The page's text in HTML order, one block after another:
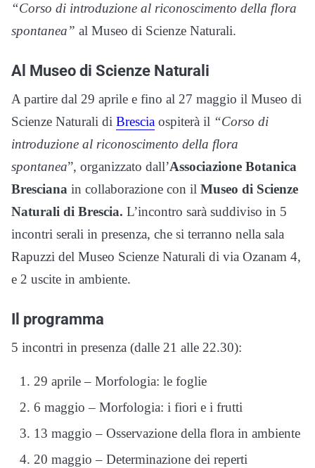
“Corso di introduzione al riconoscimento della flora
spontanea” al Museo di Scienze Naturali.
Al Museo di Scienze Naturali
A partire dal 29 aprile e fino al 27 maggio il Museo di
Scienze Naturali di Brescia ospiterà il “Corso di
introduzione al riconoscimento della flora
spontanea”, organizzato dall’Associazione Botanica
Bresciana in collaborazione con il Museo di Scienze
Naturali di Brescia. L’incontro sarà suddiviso in 5
incontri serali in presenza, che si terranno nella sala
Rapuzzi del Museo Scienze Naturali di via Ozanam 4,
e 2 uscite in ambiente.
Il programma
5 incontri in presenza (dalle 21 alle 22.30):
29 aprile ‒ Morfologia: le foglie
6 maggio ‒ Morfologia: i fiori e i frutti
13 maggio ‒ Osservazione della flora in ambiente
20 maggio ‒ Determinazione dei reperti